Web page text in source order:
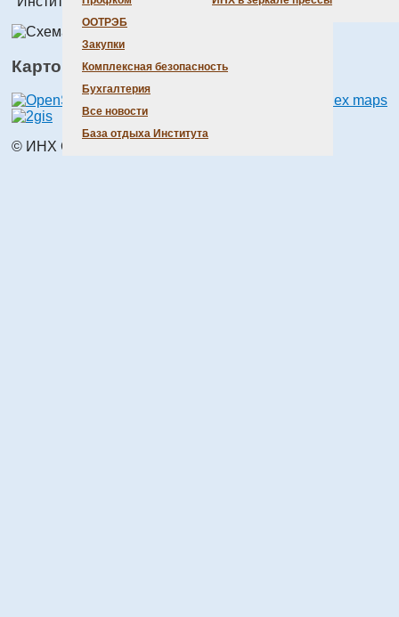
ООТРЭБ
Закупки
Комплексная безопасность
Бухгалтерия
Все новости
База отдыха Института
Картографические сервисы:
© ИНХ СО РАН 1998 – 2026 г.